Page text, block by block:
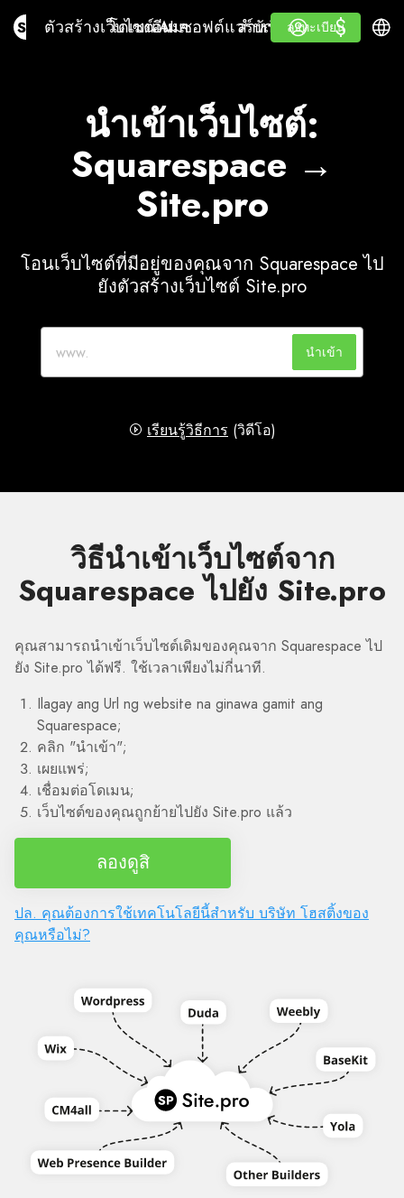
Site.proตัวสร้างเว็บไซต์ AI
ตัวสร้างเว็บไซต์ AI
โดเมนเนม
โดเมนเนม
อีเมล
อีเมลซอฟต์แวร์บัญชี
ซอฟต์แวร์บัญชีสำหรับผู้ขายต่อป้ายขาว
สำหรับผู้ขายต่อ
ป้ายขาว
เรียนรู้
เรียนรู้
ลงทะเบียน
ลงทะเบียน
เข้าสู่ระบบ
$
$ ภาษ
นำเข้าเว็บไซต์:
Squarespace →
Site.pro
โอนเว็บไซต์ที่มีอยู่ของคุณจาก Squarespace ไป
ยังตัวสร้างเว็บไซต์ Site.pro
นำเข้า
เรียนรู้วิธีการ (วิดีโอ)
วิธีนำเข้าเว็บไซต์จาก
Squarespace ไปยัง Site.pro
คุณสามารถนำเข้าเว็บไซต์เดิมของคุณจาก Squarespace ไป
ยัง Site.pro ได้ฟรี. ใช้เวลาเพียงไม่กี่นาที.
Ilagay ang Url ng website na ginawa gamit ang
Squarespace;
คลิก "นำเข้า";
เผยแพร่;
เชื่อมต่อโดเมน;
เว็บไซต์ของคุณถูกย้ายไปยัง Site.pro แล้ว
ลองดูสิ
ปล. คุณต้องการใช้เทคโนโลยีนี้สำหรับ บริษัท โฮสติ้งของ
คุณหรือไม่?